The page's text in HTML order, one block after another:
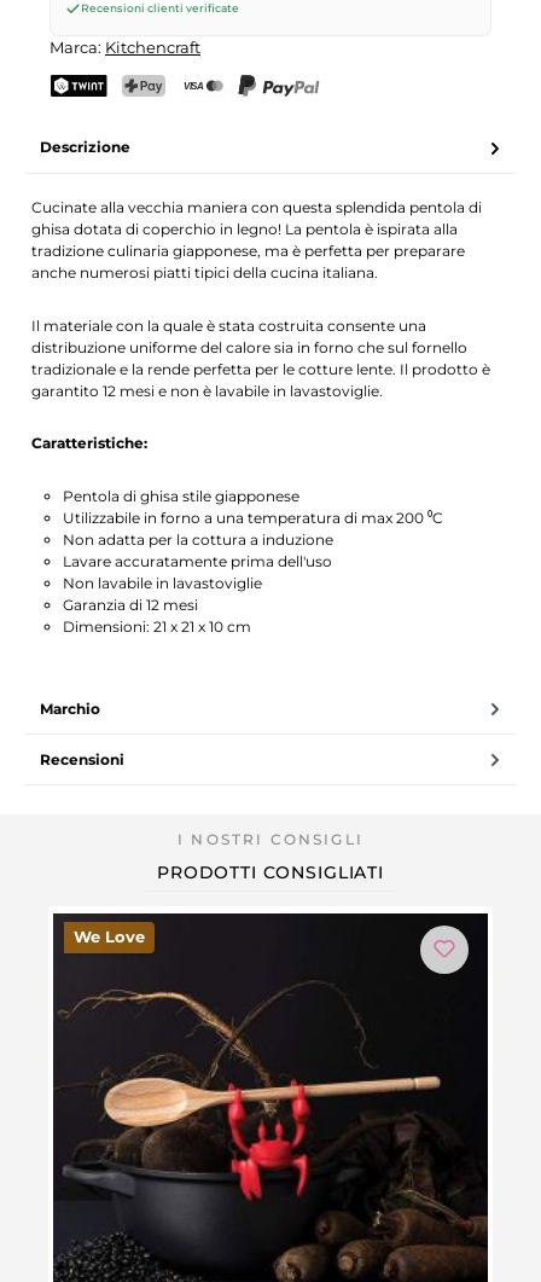
Invia richiesta
venerdì, ore 17.
Recensioni clienti verificate
Marca: Kitchencraft
Descrizione
Cucinate alla vecchia maniera con questa splendida pentola di
ghisa dotata di coperchio in legno! La pentola è ispirata alla
tradizione culinaria giapponese, ma è perfetta per preparare
anche numerosi piatti tipici della cucina italiana.
Il materiale con la quale è stata costruita consente una
distribuzione uniforme del calore sia in forno che sul fornello
tradizionale e la rende perfetta per le cotture lente. Il prodotto è
garantito 12 mesi e non è lavabile in lavastoviglie.
Caratteristiche:
Pentola di ghisa stile giapponese
Utilizzabile in forno a una temperatura di max 200 ⁰C
Non adatta per la cottura a induzione
Lavare accuratamente prima dell'uso
Non lavabile in lavastoviglie
Garanzia di 12 mesi
Dimensioni: 21 x 21 x 10 cm
Marchio
Recensioni
PRODOTTI CONSIGLIATI
We Love